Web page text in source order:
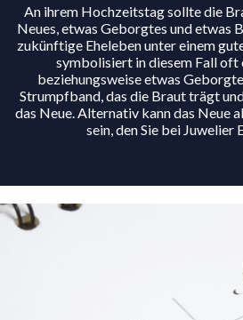
An ihrem Hochzeitstag sollte die
Neues, etwas Geborgtes und etwas
zukünftige Eheleben unter einem
symbolisiert in diesem Fall oft
beziehungsweise etwas
Strumpfband, das die Braut trägt
das Neue. Alternativ kann das Neue
sein, den Sie bei Juwelier